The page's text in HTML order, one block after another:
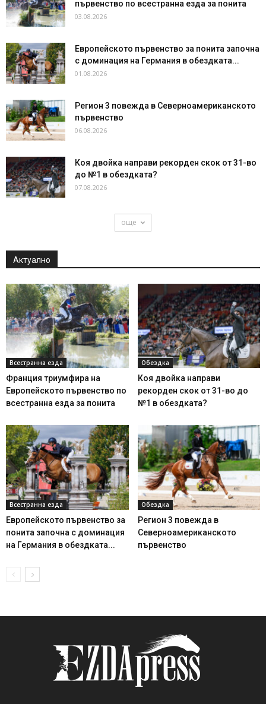
първенство по всестранна езда за понита
03.08.2026
Европейското първенство за понита започна
с доминация на Германия в обездката...
01.08.2026
Регион 3 повежда в Северноамериканското
първенство
06.08.2026
Коя двойка направи рекорден скок от 31-во
до №1 в обездката?
07.08.2026
още
Актуално
Всестранна езда
Франция триумфира на
Европейското първенство по
всестранна езда за понита
Обездка
Коя двойка направи
рекорден скок от 31-во до
№1 в обездката?
Всестранна езда
Европейското първенство за
понита започна с доминация
на Германия в обездката...
Обездка
Регион 3 повежда в
Северноамериканското
първенство